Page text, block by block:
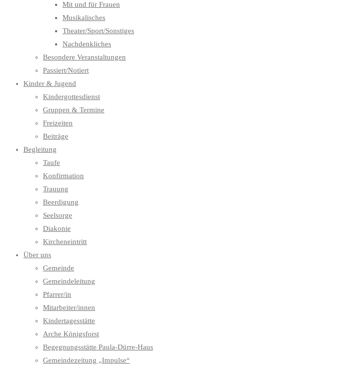
Mit und für Frauen
Musikalisches
Theater/Sport/Sonstiges
Nachdenkliches
Besondere Veranstaltungen
Passiert/Notiert
Kinder & Jugend
Kindergottesdienst
Gruppen & Termine
Freizeiten
Beiträge
Begleitung
Taufe
Konfirmation
Trauung
Beerdigung
Seelsorge
Diakonie
Kircheneintritt
Über uns
Gemeinde
Gemeindeleitung
Pfarrer/in
Mitarbeiter/innen
Kindertagesstätte
Arche Königsforst
Begegnungsstätte Paula-Dürre-Haus
Gemeindezeitung „Impulse“